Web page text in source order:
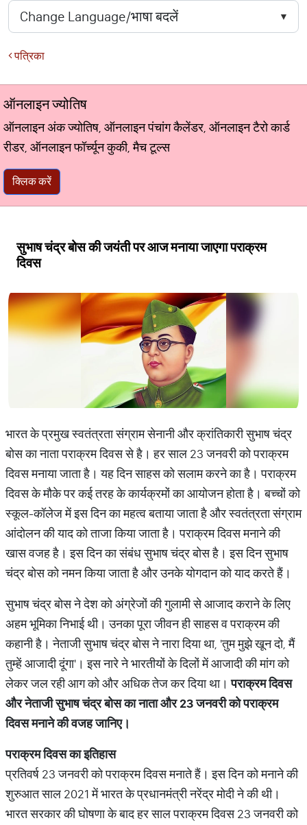
पत्रिका
ऑनलाइन ज्योतिष
ऑनलाइन अंक ज्योतिष, ऑनलाइन पंचांग कैलेंडर, ऑनलाइन टैरो कार्ड
रीडर, ऑनलाइन फॉर्च्यून कुकी, मैच टूल्स
क्लिक करें
सुभाष चंद्र बोस की जयंती पर आज मनाया जाएगा पराक्रम
दिवस
भारत के प्रमुख स्वतंत्रता संग्राम सेनानी और क्रांतिकारी सुभाष चंद्र
बोस का नाता पराक्रम दिवस से है। हर साल 23 जनवरी को पराक्रम
दिवस मनाया जाता है। यह दिन साहस को सलाम करने का है। पराक्रम
दिवस के मौके पर कई तरह के कार्यक्रमों का आयोजन होता है। बच्चों को
स्कूल-काॅलेज में इस दिन का महत्व बताया जाता है और स्वतंत्रता संग्राम
आंदोलन की याद को ताजा किया जाता है। पराक्रम दिवस मनाने की
खास वजह है। इस दिन का संबंध सुभाष चंद्र बोस है। इस दिन सुभाष
चंद्र बोस को नमन किया जाता है और उनके योगदान को याद करते हैं।
सुभाष चंद्र बोस ने देश को अंग्रेजों की गुलामी से आजाद कराने के लिए
अहम भूमिका निभाई थी। उनका पूरा जीवन ही साहस व पराक्रम की
कहानी है। नेताजी सुभाष चंद्र बोस ने नारा दिया था, 'तुम मुझे खून दो, मैं
तुम्हें आजादी दूंगा'। इस नारे ने भारतीयों के दिलों में आजादी की मांग को
लेकर जल रही आग को और अधिक तेज कर दिया था।पराक्रमदिवस
औरनेताजीसुभाषचंद्रबोसकानाताऔर23जनवरीकोपराक्रम
दिवसमनानेकीवजहजानिए।
पराक्रमदिवसकाइतिहास
प्रतिवर्ष 23 जनवरी को पराक्रम दिवस मनाते हैं। इस दिन को मनाने की
शुरुआत साल 2021 में भारत के प्रधानमंत्री नरेंद्र मोदी ने की थी।
भारत सरकार की घोषणा के बाद हर साल पराक्रम दिवस 23 जनवरी को